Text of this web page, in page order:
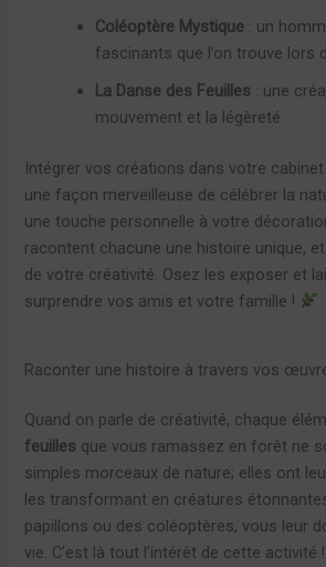
Coléoptère Mystique : un
fascinants que l’on trouve lors
La Danse des Feuilles : une
mouvement et la légèreté.
Intégrer vos créations dans votre
une façon merveilleuse de célébrer la
une touche personnelle à votre
racontent chacune une histoire unique,
de votre créativité. Osez les exposer et
surprendre vos amis et votre famille !
Raconter une histoire à travers vos
Quand on parle de créativité, chaque
feuilles que vous ramassez en forêt ne
simples morceaux de nature; elles ont
les transformant en créatures
papillons ou des coléoptères, vous leur
vie. C’est là tout l’intérêt de cette activité !